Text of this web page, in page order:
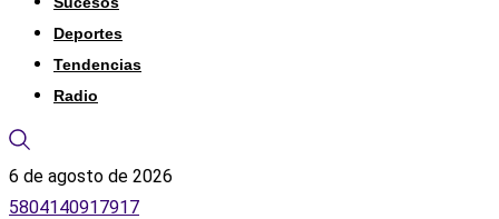
Deportes
Tendencias
Radio
6 de agosto de 2026
5804140917917